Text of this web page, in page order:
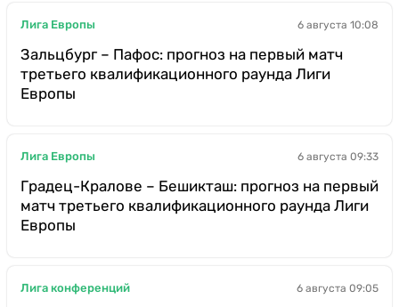
Лига Европы 6 августа 10:08
Зальцбург – Пафос: прогноз на первый матч
третьего квалификационного раунда Лиги
Европы
Лига Европы 6 августа 09:33
Градец-Кралове – Бешикташ: прогноз на первый
матч третьего квалификационного раунда Лиги
Европы
Лига конференций 6 августа 09:05